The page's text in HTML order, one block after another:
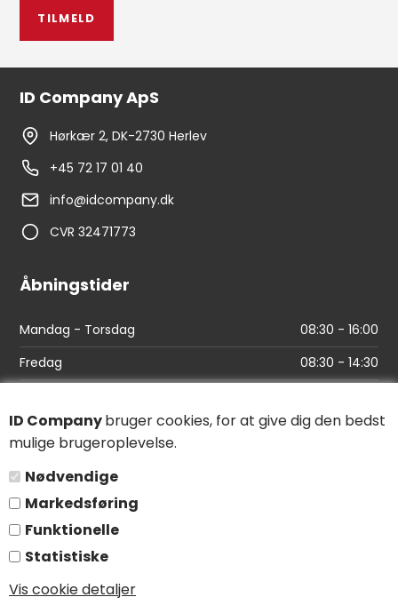
ID Companybruger cookies, for at give dig den bedst
mulige brugeroplevelse.
Nødvendige
Markedsføring
Funktionelle
Statistiske
Vis cookie detaljer
TILMELD
ID Company ApS
Hørkær 2, DK-2730 Herlev
+45 72 17 01 40
info@idcompany.dk
CVR 32471773
Åbningstider
Mandag - Torsdag
08:30 - 16:00
Fredag
08:30 - 14:30
Find vej
Salgs- og leveringsbetingelser
Persondatapolitik
Følg os